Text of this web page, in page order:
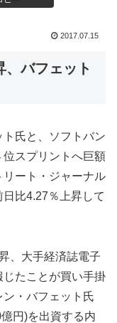
2017.07.15
バフェット
氏と、ソフトバン
スプリントへ巨額
ート・ジャーナル
比4.27％上昇して
、大手経済誌電子
たことが買い手掛
・バフェット氏
円)を出資する内